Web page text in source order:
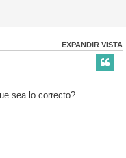
EXPANDIR VISTA
sea lo correcto?